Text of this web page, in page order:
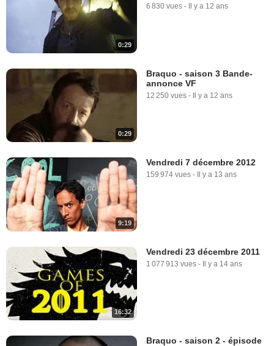
0:29
6 830 vues - Il y a 12 ans
0:29
Braquo - saison 3 Bande-
annonce VF
12 250 vues - Il y a 12 ans
9:19
Vendredi 7 décembre 2012
159 974 vues - Il y a 13 ans
16:32
Vendredi 23 décembre 2011
1 077 913 vues - Il y a 14 ans
Braquo - saison 2 - épisode